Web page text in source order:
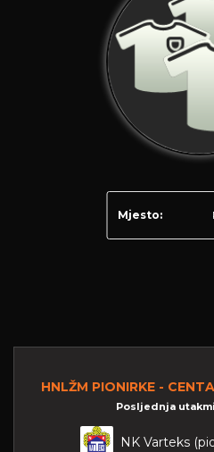
Mjesto:
HNLŽM PIONIRKE -
Posljednja
NK Varteks